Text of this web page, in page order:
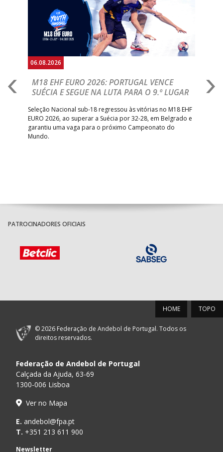
06.08.2026
M18 EHF EURO 2026: PORTUGAL VENCE
SUÉCIA E SEGUE NA LUTA PARA O 9.º LUGAR
Seleção Nacional sub-18 regressou às vitórias no M18 EHF
EURO 2026, ao superar a Suécia por 32-28, em Belgrado e
garantiu uma vaga para o próximo Campeonato do
Mundo.
PATROCINADORES OFICIAIS
TOPO
HOME
© 2026 Federação de Andebol de Portugal. Todos os
direitos reservados.
Federação de Andebol de Portugal
Calçada da Ajuda, 63-69
1300-006 Lisboa
Ver no Mapa
E. andebol@fpa.pt
T. +351 213 611 900
Newsletter